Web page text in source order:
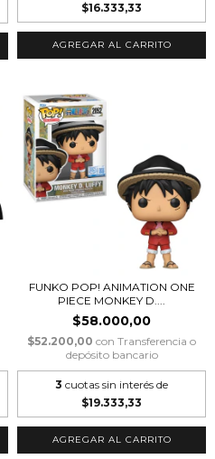
$16.333,33
FUNKO POP! ANIMATION ONE
PIECE MONKEY D....
$58.000,00
$52.200,00 con Transferencia o
depósito bancario
3 cuotas sin interés de
$19.333,33